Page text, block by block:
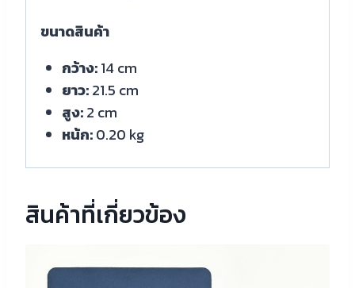
ขนาดสินค้า
กว้าง:14 cm
ยาว:21.5 cm
สูง:2 cm
หน้ก:0.20 kg
สินค้าที่เกี่ยวข้อง